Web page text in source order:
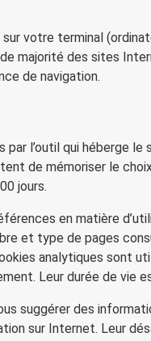
votre terminal
majorité des sites
de navigation.
l’outil qui héberge
de mémoriser le
jours.
en matière
et type de pages
analytiques sont
Leur durée de vie
suggérer des
sur Internet. Leur